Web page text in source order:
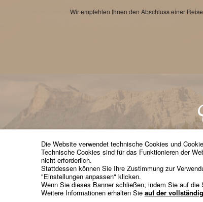
Die Website verwendet technische Cookies und
Technische Cookies sind für das Funktionieren der
nicht erforderlich.
Stattdessen können Sie Ihre Zustimmung zur
"Einstellungen anpassen" klicken.
Wenn Sie dieses Banner schließen, indem Sie auf die
Weitere Informationen erhalten Sie auf der
Wir empfehlen Ihnen den Abschluss einer